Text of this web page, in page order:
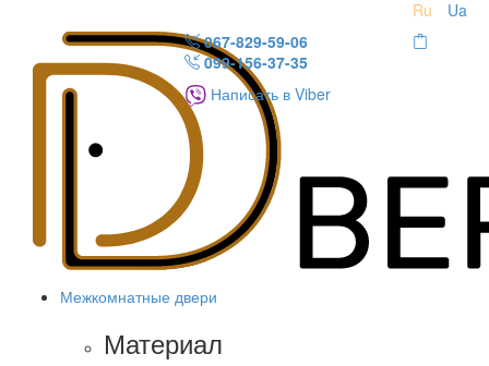
Ru
Ua
067-829-59-06
099-156-37-35
Написать в Viber
Межкомнатные двери
Материал